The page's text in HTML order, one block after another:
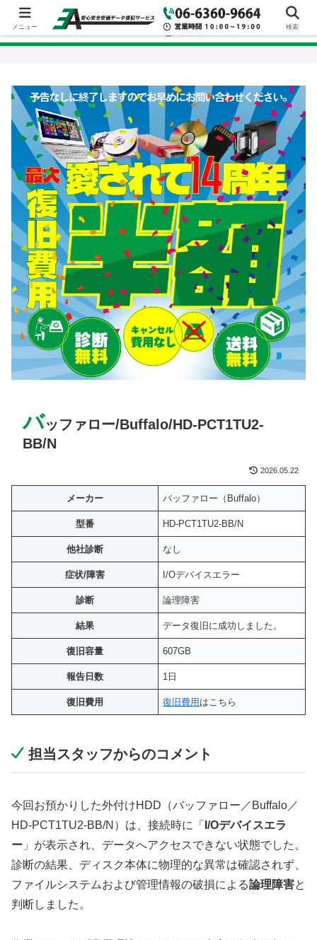
バッファロー/Buffalo/HD-PCT1TU2-
BB/N
2026.05.22
メーカー バッファロー（Buffalo）
型番 HD-PCT1TU2-BB/N
他社診断 なし
症状/障害 I/Oデバイスエラー
診断 論理障害
結果 データ復旧に成功しました。
復旧容量 607GB
報告日数 1日
復旧費用 復旧費用 はこちら
担当スタッフからのコメント
今回お預かりした外付けHDD（バッファロー／Buffalo／
HD-PCT1TU2-BB/N）は、接続時に「 I/Oデバイスエラ
ー 」が表示され、データへアクセスできない状態でした。
診断の結果、ディスク本体に物理的な異常は確認されず、
ファイルシステムおよび管理情報の破損による論理障害と
判断しました。
メニュー 検索